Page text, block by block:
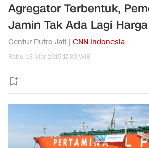
Agregator Terbentuk,
Jamin Tak Ada Lagi
Gentur Putro Jati | CNN Indonesia
Rabu, 18 Mar 2015 17:39 WIB